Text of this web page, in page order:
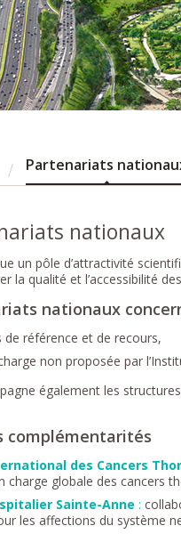
Partenariats
nationaux
un pôle d’attractivité
la qualité et l’accessibilité
nationaux
de référence et de recours,
non proposée par
également les
complémentarités
des Cancers
charge globale des cancers
Sainte-Anne :
les affections du système